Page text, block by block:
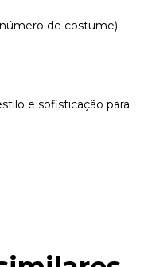
de costume)
e sofisticação para